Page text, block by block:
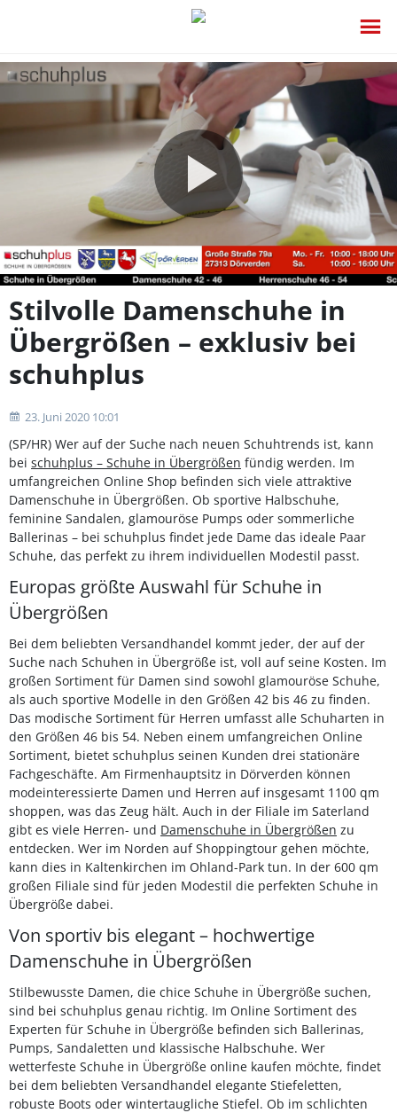
Video
Stilvolle Damenschuhe in
Übergrößen – exklusiv bei
schuhplus
23. Juni 2020 10:01
(SP/HR) Wer auf der Suche nach neuen Schuhtrends ist, kann
bei schuhplus – Schuhe in Übergrößen fündig werden. Im
umfangreichen Online Shop befinden sich viele attraktive
Damenschuhe in Übergrößen. Ob sportive Halbschuhe,
feminine Sandalen, glamouröse Pumps oder sommerliche
Ballerinas – bei schuhplus findet jede Dame das ideale Paar
Schuhe, das perfekt zu ihrem individuellen Modestil passt.
Europas größte Auswahl für Schuhe in
Übergrößen
Bei dem beliebten Versandhandel kommt jeder, der auf der
Suche nach Schuhen in Übergröße ist, voll auf seine Kosten. Im
großen Sortiment für Damen sind sowohl glamouröse Schuhe,
als auch sportive Modelle in den Größen 42 bis 46 zu finden.
Das modische Sortiment für Herren umfasst alle Schuharten in
den Größen 46 bis 54. Neben einem umfangreichen Online
Sortiment, bietet schuhplus seinen Kunden drei stationäre
Fachgeschäfte. Am Firmenhauptsitz in Dörverden können
modeinteressierte Damen und Herren auf insgesamt 1100 qm
shoppen, was das Zeug hält. Auch in der Filiale im Saterland
gibt es viele Herren- und Damenschuhe in Übergrößen zu
entdecken. Wer im Norden auf Shoppingtour gehen möchte,
kann dies in Kaltenkirchen im Ohland-Park tun. In der 600 qm
großen Filiale sind für jeden Modestil die perfekten Schuhe in
Übergröße dabei.
Von sportiv bis elegant – hochwertige
Damenschuhe in Übergrößen
Stilbewusste Damen, die chice Schuhe in Übergröße suchen,
sind bei schuhplus genau richtig. Im Online Sortiment des
Experten für Schuhe in Übergröße befinden sich Ballerinas,
Pumps, Sandaletten und klassische Halbschuhe. Wer
wetterfeste Schuhe in Übergröße online kaufen möchte, findet
bei dem beliebten Versandhandel elegante Stiefeletten,
robuste Boots oder wintertaugliche Stiefel. Ob im schlichten